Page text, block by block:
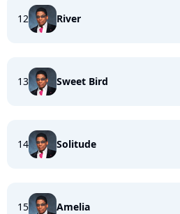
12 River
13 Sweet Bird
14 Solitude
15 Amelia